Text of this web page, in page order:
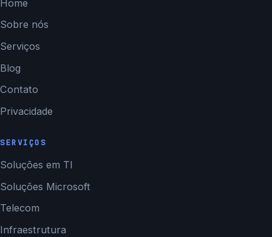
Home
Sobre nós
Serviços
Blog
Contato
Privacidade
SERVIÇOS
Soluções em TI
Soluções Microsoft
Telecom
Infraestrutura